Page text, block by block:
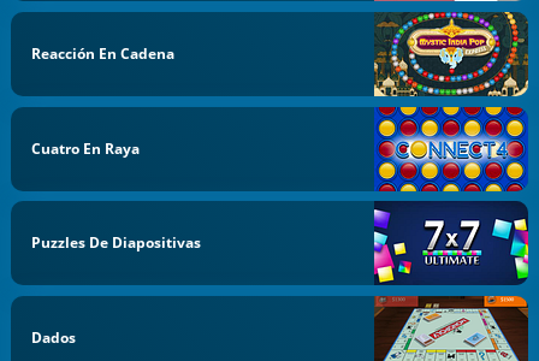
Reacción En Cadena
Cuatro En Raya
Puzzles De Diapositivas
Dados